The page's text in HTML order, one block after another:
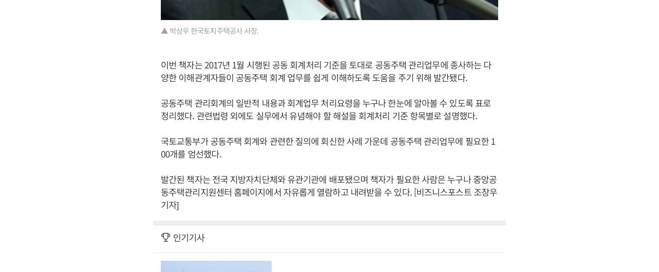
▲ 박상우 한국토지주택공사 사장.
이번 책자는 2017년 1월 시행된 공동 회계처리 기준을 토대로 공동주택 관리업무에 종사하는 다
양한 이해관계자들이 공동주택 회계 업무를 쉽게 이해하도록 도움을 주기 위해 발간됐다.
공동주택 관리회계의 일반적 내용과 회계업무 처리요령을 누구나 한눈에 알아볼 수 있도록 표로
정리했다. 관련법령 외에도 실무에서 유념해야 할 해설을 회계처리 기준 항목별로 설명했다.
국토교통부가 공동주택 회계와 관련한 질의에 회신한 사례 가운데 공동주택 관리업무에 필요한 1
00개를 엄선했다.
발간된 책자는 전국 지방자치단체와 유관기관에 배포됐으며 책자가 필요한 사람은 누구나 중앙공
동주택관리지원센터 홈페이지에서 자유롭게 열람하고 내려받을 수 있다. [비즈니스포스트 조장우
기자]
인기기사